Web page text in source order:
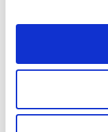
オリフ
可能
利点